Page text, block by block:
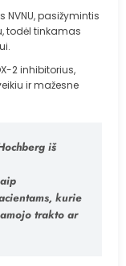
pasižymintis
todėl tinkamas
2 inhibitorius,
ir mažesne
iš
kurie
trakto ar